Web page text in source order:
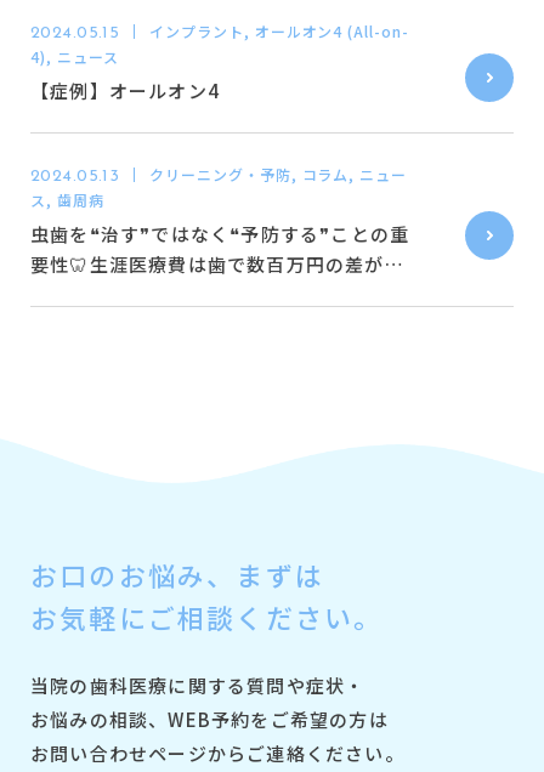
2024.05.15
インプラント, オールオン4 (All-on-
4), ニュース
【症例】オールオン4
2024.05.13
クリーニング・予防, コラム, ニュー
ス, 歯周病
虫歯を❝治す❞ではなく❝予防する❞ことの重
要性🦷生涯医療費は歯で数百万円の差が出
お口のお悩み、
まずは
お気軽にご相談ください。
当院の歯科医療に関する質問や症状・
お悩みの相談、WEB予約をご希望の方は
お問い合わせページからご連絡ください。